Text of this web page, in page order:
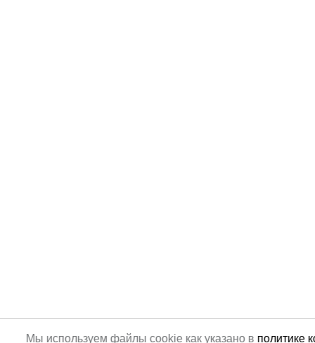
Мы используем файлы cookie как указано в политике